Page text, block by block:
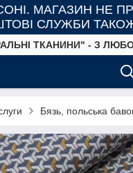
МАГАЗИН НЕ
СЛУЖБИ
ТКАНИНИ" - З
Бязь, польська